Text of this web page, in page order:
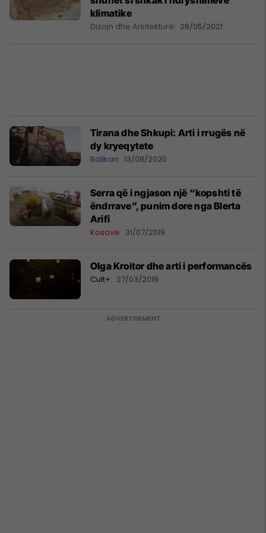
klimatike
Dizajn dhe Arkitekturë 28/05/2021
Tirana dhe Shkupi: Arti i rrugës në
dy kryeqytete
Ballkan 13/08/2020
Serra që i ngjason një “kopshti të
ëndrrave”, punim dore nga Blerta
Arifi
Kosovë 31/07/2019
Olga Kroitor dhe arti i performancës
Cult+ 27/03/2019